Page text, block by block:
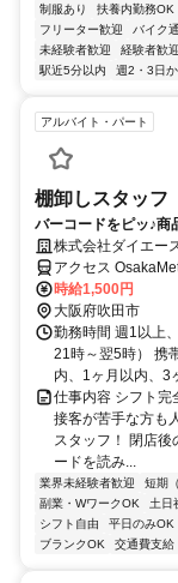
制服あり 扶養内勤務OK
フリーター歓迎
バイク
未経験者歓迎
経験者歓迎
駅近5分以内
週2・3日
アルバイト・パート
棚卸しスタッフ
バーコードをピッ♪商
ッフさん大募集
株式会社ダイエー
スタッフさん大募
アクセス
江坂1番口徒歩約4
時給1,500円
大阪府吹田市
勤務時間 週1以上
21時～翌5時） 携
内、1ヶ月以内、3
仕事内容 シフト完
接客が苦手な方も
スタッフ！ 閉店
ードを読み...
業界未経験者歓迎 短期
副業・WワークOK
土日
シフト自由
平日のみOK
ブランクOK
交通費支給